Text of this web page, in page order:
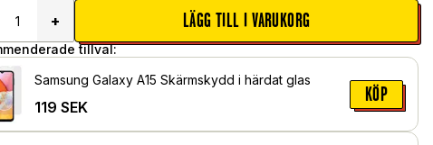
+ LÄGG TILL I VARUKORG
tillval:
Samsung Galaxy A15 Skärmskydd i härdat glas
119 SEK
KÖP